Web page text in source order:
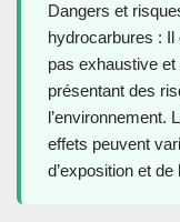
Dangers et
hydrocarbures : Il
pas exhaustive et
présentant des
l’environnement.
effets peuvent
d’exposition et